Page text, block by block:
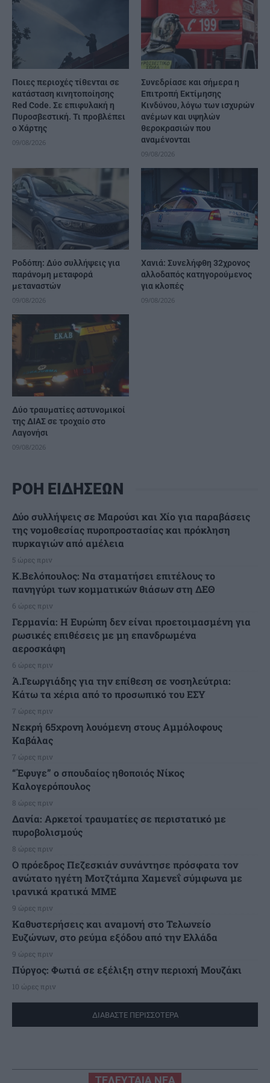
Ποιες περιοχές τίθενται σε
κατάσταση κινητοποίησης
Red Code. Σε επιφυλακή η
Πυροσβεστική. Τι προβλέπει
ο Χάρτης
09/08/2026
Συνεδρίασε και σήμερα η
Επιτροπή Εκτίμησης
Κινδύνου, λόγω των ισχυρών
ανέμων και υψηλών
θεροκρασιών που
αναμένονται
09/08/2026
Ροδόπη: Δύο συλλήψεις για
παράνομη μεταφορά
μεταναστών
09/08/2026
Χανιά: Συνελήφθη 32χρονος
αλλοδαπός κατηγορούμενος
για κλοπές
09/08/2026
Δύο τραυματίες αστυνομικοί
της ΔΙΑΣ σε τροχαίο στο
Λαγονήσι
09/08/2026
ΡΟΗ ΕΙΔΗΣΕΩΝ
Δύο συλλήψεις σε Μαρούσι και Χίο για παραβάσεις
της νομοθεσίας πυροπροστασίας και πρόκληση
πυρκαγιών από αμέλεια
5 ώρες πριν
Κ.Βελόπουλος: Να σταματήσει επιτέλους το
πανηγύρι των κομματικών θιάσων στη ΔΕΘ
6 ώρες πριν
Γερμανία: Η Ευρώπη δεν είναι προετοιμασμένη για
ρωσικές επιθέσεις με μη επανδρωμένα
αεροσκάφη
6 ώρες πριν
Ά.Γεωργιάδης για την επίθεση σε νοσηλεύτρια:
Κάτω τα χέρια από το προσωπικό του ΕΣΥ
7 ώρες πριν
Νεκρή 65χρονη λουόμενη στους Αμμόλοφους
Καβάλας
7 ώρες πριν
“Έφυγε” ο σπουδαίος ηθοποιός Νίκος
Καλογερόπουλος
8 ώρες πριν
Δανία: Αρκετοί τραυματίες σε περιστατικό με
πυροβολισμούς
8 ώρες πριν
Ο πρόεδρος Πεζεσκιάν συνάντησε πρόσφατα τον
ανώτατο ηγέτη Μοτζτάμπα Χαμενεΐ σύμφωνα με
ιρανικά κρατικά ΜΜΕ
9 ώρες πριν
Καθυστερήσεις και αναμονή στο Τελωνείο
Ευζώνων, στο ρεύμα εξόδου από την Ελλάδα
9 ώρες πριν
Πύργος: Φωτιά σε εξέλιξη στην περιοχή Μουζάκι
10 ώρες πριν
ΔΙΑΒΑΣΤΕ ΠΕΡΙΣΣΟΤΕΡΑ